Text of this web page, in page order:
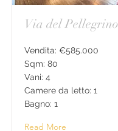
Via del Pellegrino
Vendita: €585.000
Sqm: 80
Vani: 4
Camere da letto: 1
Bagno: 1
Read More